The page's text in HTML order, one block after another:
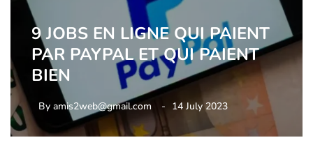
9 JOBS EN LIGNE QUI PAIENT
PAR PAYPAL ET QUI PAIENT
BIEN
By amis2web@gmail.com 14 July 2023